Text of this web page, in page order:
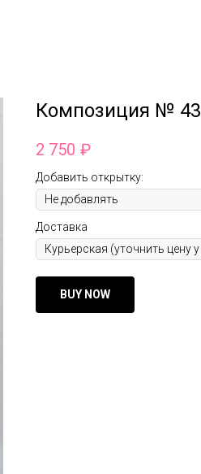
Композиция №
2 750 ₽
Добавить открытку:
Доставка
BUY NOW